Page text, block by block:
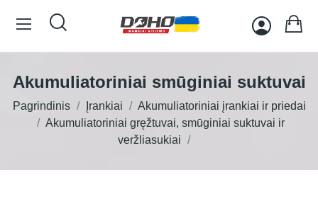
Akumuliatoriniai smūginiai suktuvai
Pagrindinis Įrankiai
Akumuliatoriniai įrankiai ir priedai
Akumuliatoriniai gręžtuvai, smūginiai suktuvai ir
veržliasukiai